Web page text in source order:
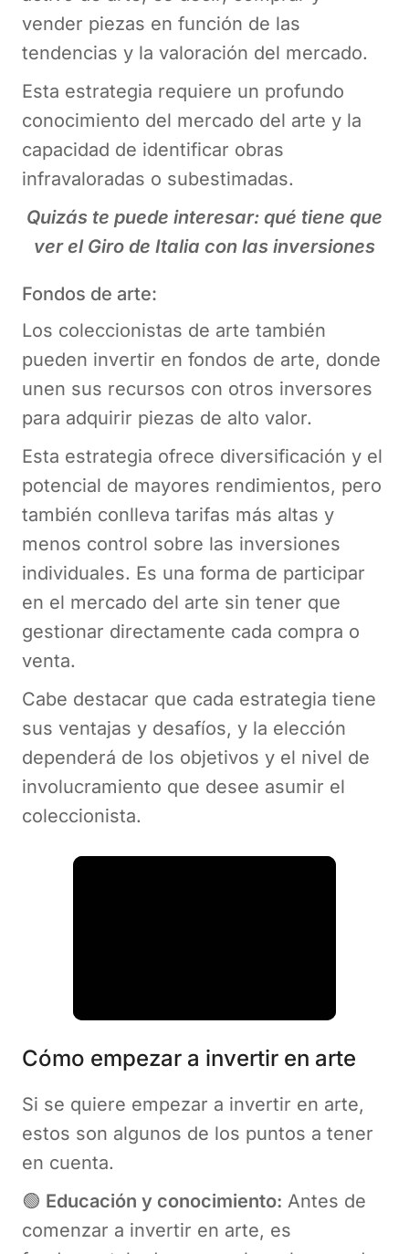
vender piezas en función de las
tendencias y la valoración del mercado.
Esta estrategia requiere un profundo
conocimiento del mercado del arte y la
capacidad de identificar obras
infravaloradas o subestimadas.
Quizás te puede interesar: qué tiene que
ver el Giro de Italia con las inversiones
Fondos de arte:
Los coleccionistas de arte también
pueden invertir en fondos de arte, donde
unen sus recursos con otros inversores
para adquirir piezas de alto valor.
Esta estrategia ofrece diversificación y el
potencial de mayores rendimientos, pero
también conlleva tarifas más altas y
menos control sobre las inversiones
individuales. Es una forma de participar
en el mercado del arte sin tener que
gestionar directamente cada compra o
venta.
Cabe destacar que cada estrategia tiene
sus ventajas y desafíos, y la elección
dependerá de los objetivos y el nivel de
involucramiento que desee asumir el
coleccionista.
Cómo empezar a invertir en arte
Si se quiere empezar a invertir en arte,
estos son algunos de los puntos a tener
en cuenta.
🟢 Educación y conocimiento: Antes de
comenzar a invertir en arte, es